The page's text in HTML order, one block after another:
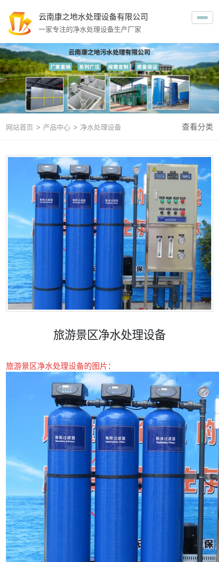
云南康之地水处理设备有限公司
一家专注的净水处理设备生产厂家
网站首页 > 产品中心 > 净水处理设备 查看分类
旅游景区净水处理设备
旅游景区净水处理设备的图片：